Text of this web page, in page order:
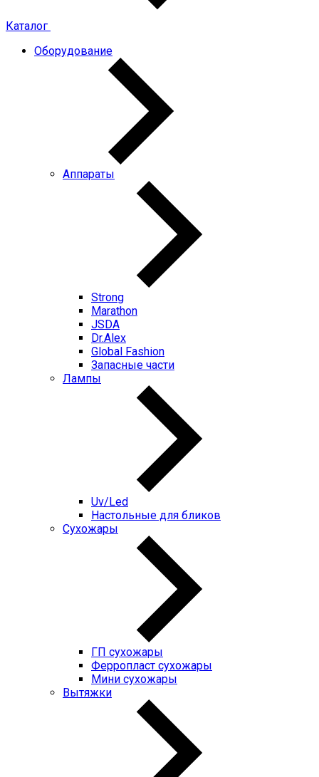
Каталог
Оборудование
Аппараты
Strong
Marathon
JSDA
Dr.Alex
Global Fashion
Запасные части
Лампы
Uv/Led
Настольные для бликов
Сухожары
ГП cухожары
Ферропласт cухожары
Мини cухожары
Вытяжки